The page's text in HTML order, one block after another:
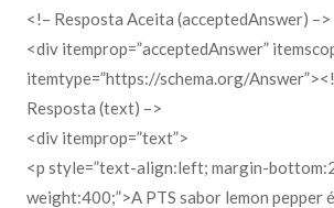
<!– Resposta Aceita (acceptedAnswer) –>
<div itemprop=”acceptedAnswer”
itemtype=”https://schema.org/
Resposta (text) –>
<div itemprop=”text”>
<p style=”text-align:left; margin-
weight:400;”>A PTS sabor lemon pepper